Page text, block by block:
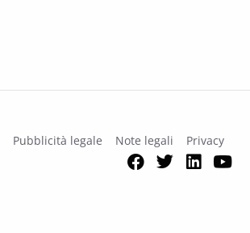
Pubblicità legale Note legali Privacy
Facebook
Twitter